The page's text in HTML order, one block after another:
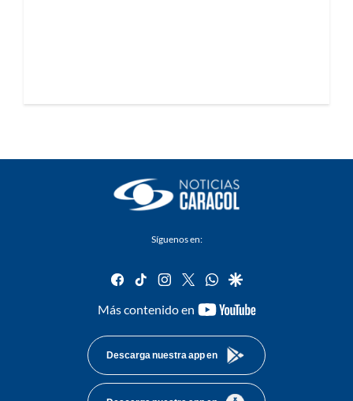
Síguenos en:
facebook
tiktok instagram
twitterwhatsapp
google
Más contenido en
youtube-
Descarga nuestra app en